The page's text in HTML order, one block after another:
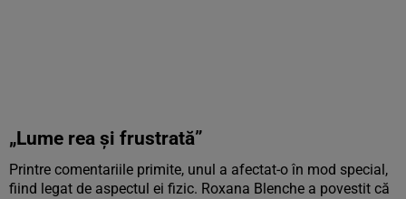
„Lume rea și frustrată”
Printre comentariile primite, unul a afectat-o în mod special,
fiind legat de aspectul ei fizic. Roxana Blenche a povestit că